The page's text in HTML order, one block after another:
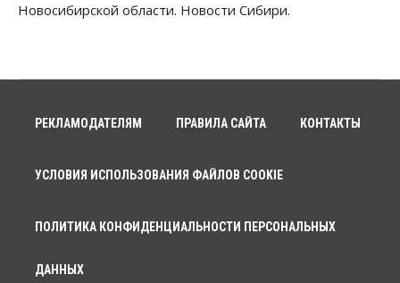
Новосибирской области. Новости Сибири.
РЕКЛАМОДАТЕЛЯМ ПРАВИЛА САЙТА КОНТАКТЫ
УСЛОВИЯ ИСПОЛЬЗОВАНИЯ ФАЙЛОВ COOKIE
ПОЛИТИКА КОНФИДЕНЦИАЛЬНОСТИ ПЕРСОНАЛЬНЫХ
ДАННЫХ